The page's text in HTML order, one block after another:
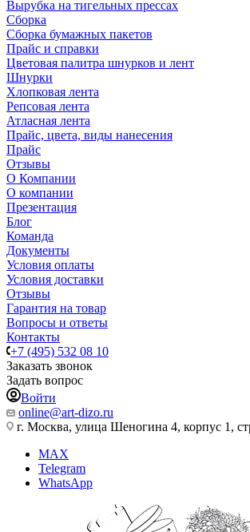
Вырубка на тигельных прессах
Сборка
Сборка бумажных пакетов
Прайс и справки
Цветовая палитра шнурков и лент
Шнурки
Хлопковая лента
Репсовая лента
Атласная лента
Прайс, цвета, виды нанесения
Прайс
Отзывы
О Компании
О компании
Презентация
Блог
Команда
Документы
Условия оплаты
Условия доставки
Отзывы
Гарантия на товар
Вопросы и ответы
Контакты
+7 (495) 532 08 10
Заказать звонок
Задать вопрос
Войти
online@art-dizo.ru
г. Москва, улица Шеногина 4, корпус 1,
MAX
Telegram
WhatsApp